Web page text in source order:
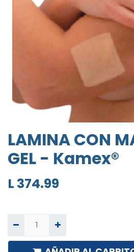
LAMINA CON
GEL - Kamex®
L 374.99